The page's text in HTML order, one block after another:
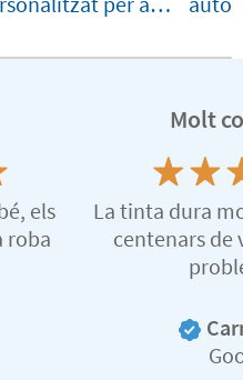
els
roba
Molt
La tinta dura
centenars de